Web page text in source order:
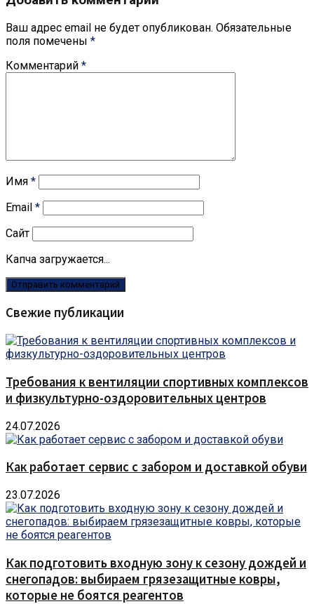
Ваш адрес email не будет опубликован. Обязательные
поля помечены *
Комментарий *
Имя *
Email *
Сайт
Капча загружается...
Свежие публикации
Требования к вентиляции спортивных комплексов
и физкультурно-оздоровительных центров
24.07.2026
Как работает сервис с забором и доставкой обуви
23.07.2026
Как подготовить входную зону к сезону дождей и
снегопадов: выбираем грязезащитные ковры,
которые не боятся реагентов